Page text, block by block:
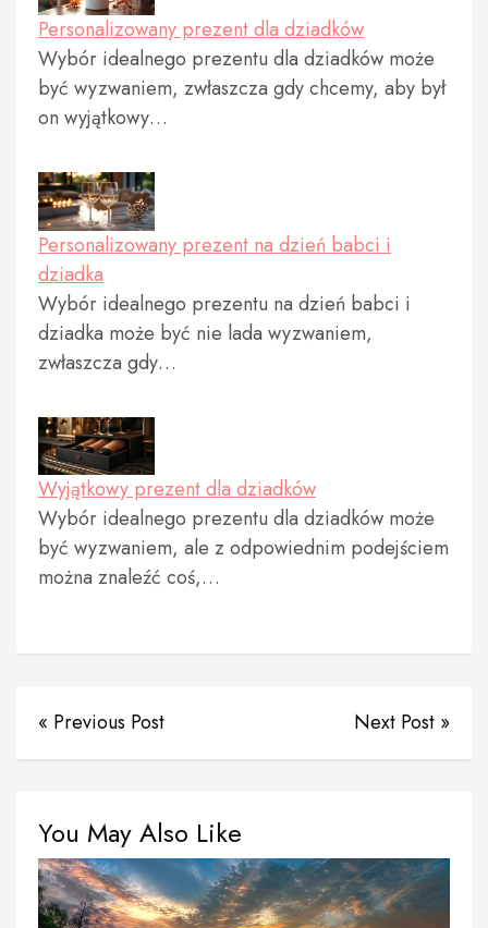
Personalizowany prezent dla dziadków
Wybór idealnego prezentu dla dziadków może
być wyzwaniem, zwłaszcza gdy chcemy, aby był
on wyjątkowy…
Personalizowany prezent na dzień babci i
dziadka
Wybór idealnego prezentu na dzień babci i
dziadka może być nie lada wyzwaniem,
zwłaszcza gdy…
Wyjątkowy prezent dla dziadków
Wybór idealnego prezentu dla dziadków może
być wyzwaniem, ale z odpowiednim podejściem
można znaleźć coś,…
« Previous Post Next Post »
You May Also Like